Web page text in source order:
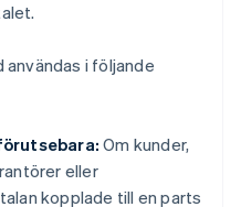
i följande
Om kunder,
eller
kopplade till en parts